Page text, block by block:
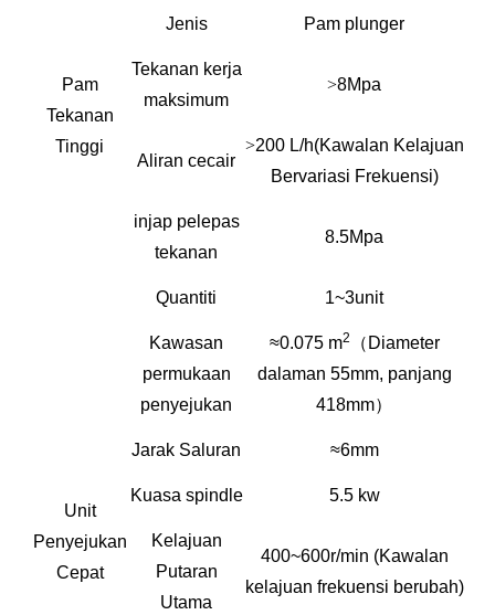
Pam
Tekanan
Tinggi
Jenis Pam plunger
Tekanan kerja
maksimum
>8Mpa
Aliran cecair
>200 L/h(Kawalan Kelajuan
Bervariasi Frekuensi)
injap pelepas
tekanan
8.5Mpa
Unit
Penyejukan
Cepat
Quantiti 1~3unit
Kawasan
permukaan
penyejukan
≈0.075 m2
（Diameter
dalaman 55mm, panjang
418mm）
Jarak Saluran ≈6mm
Kuasa spindle 5.5 kw
Kelajuan
Putaran
Utama
400~600r/min (Kawalan
kelajuan frekuensi berubah)